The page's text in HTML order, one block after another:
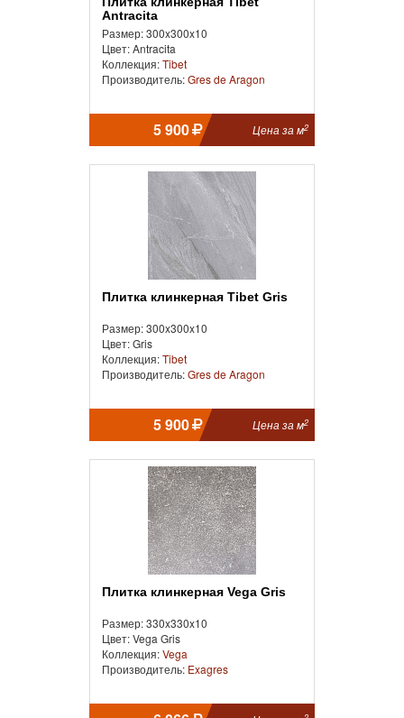
Antracita
Размер: 300x300x10
Цвет: Antracita
Коллекция:Tibet
Производитель:Gres de Aragon
5 900 Цена за м2
Плитка клинкерная Tibet Gris
Размер: 300x300x10
Цвет: Gris
Коллекция:Tibet
Производитель:Gres de Aragon
5 900 Цена за м2
Плитка клинкерная Vega Gris
Размер: 330x330x10
Цвет: Vega Gris
Коллекция:Vega
Производитель: Exagres